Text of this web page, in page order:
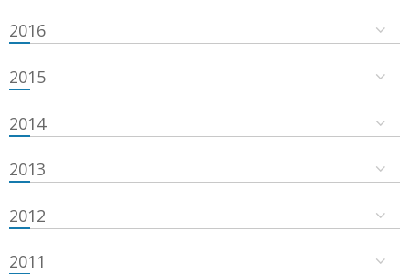
2016
2015
2014
2013
2012
2011